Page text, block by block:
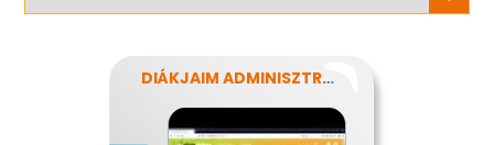
DIÁKJAIM ADMINISZTRÁLÁSA